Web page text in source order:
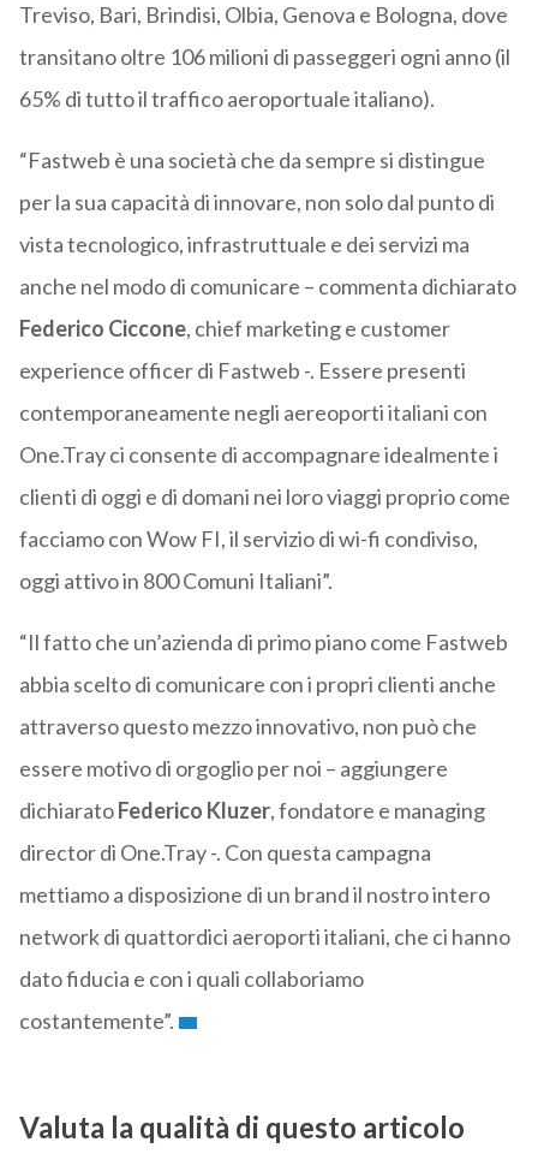
Treviso, Bari, Brindisi, Olbia, Genova e Bologna, dove
transitano oltre 106 milioni di passeggeri ogni anno (il
65% di tutto il traffico aeroportuale italiano).
“Fastweb è una società che da sempre si distingue
per la sua capacità di innovare, non solo dal punto di
vista tecnologico, infrastruttuale e dei servizi ma
anche nel modo di comunicare – commenta dichiarato
Federico Ciccone, chief marketing e customer
experience officer di Fastweb -. Essere presenti
contemporaneamente negli aereoporti italiani con
One.Tray ci consente di accompagnare idealmente i
clienti di oggi e di domani nei loro viaggi proprio come
facciamo con Wow FI, il servizio di wi-fi condiviso,
oggi attivo in 800 Comuni Italiani”.
“Il fatto che un’azienda di primo piano come Fastweb
abbia scelto di comunicare con i propri clienti anche
attraverso questo mezzo innovativo, non può che
essere motivo di orgoglio per noi – aggiungere
dichiaratoFederico Kluzer, fondatore e managing
director di One.Tray -. Con questa campagna
mettiamo a disposizione di un brand il nostro intero
network di quattordici aeroporti italiani, che ci hanno
dato fiducia e con i quali collaboriamo
costantemente”.
Valuta la qualità di questo articolo